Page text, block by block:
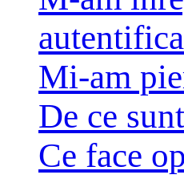
Mi-am
De ce
Ce face